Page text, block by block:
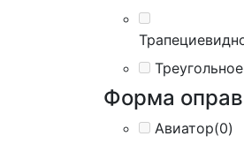
Форма
Авиатор(0)